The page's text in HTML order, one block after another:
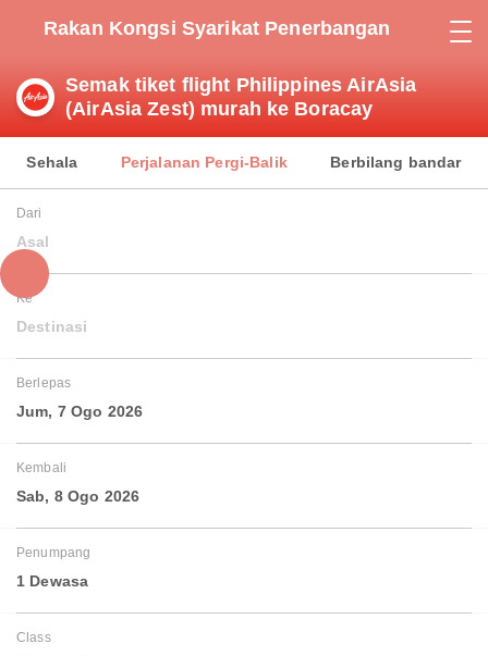
Rakan Kongsi Syarikat Penerbangan
Semak tiket flight Philippines AirAsia
(AirAsia Zest) murah ke Boracay
Sehala Perjalanan Pergi-Balik Berbilang bandar
Dari
Asal
Ke
Destinasi
Berlepas
Jum, 7 Ogo 2026
Kembali
Sab, 8 Ogo 2026
Penumpang
1 Dewasa
Class